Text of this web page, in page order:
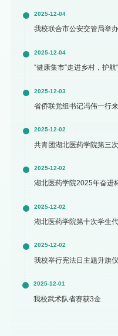
2025-12-04
我校联合市公安交管局举
2025-12-04
“健康集市”走进乡村，护航
2025-12-03
省侨联党组书记冯伟一行
2025-12-02
共青团湖北医药学院第三
2025-12-02
湖北医药学院2025年奋进
2025-12-02
湖北医药学院第十次学生
2025-12-02
我校举行宪法日主题升旗
2025-12-01
我校武术队省赛获3金